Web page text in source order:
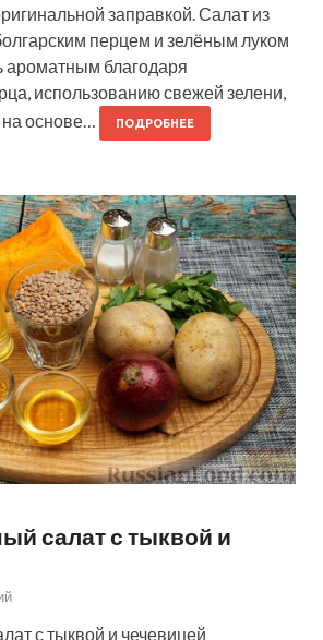
заправкой. Салат из
перцем и зелёным луком
ароматным благодаря
использованию свежей зелени,
на основе…
ПОДРОБНЕЕ
салат с тыквой и
с тыквой и чечевицей